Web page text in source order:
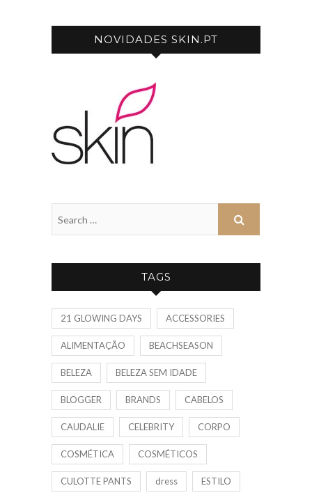
NOVIDADES SKIN.PT
TAGS
21 GLOWING DAYS ACCESSORIES
ALIMENTAÇÃO BEACHSEASON
BELEZA BELEZA SEM IDADE
BLOGGER BRANDS CABELOS
CAUDALIE CELEBRITY CORPO
COSMÉTICA COSMÉTICOS
CULOTTE PANTS dress ESTILO